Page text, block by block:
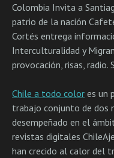
Colombia Invita a
patrio de la nación
Cortés entrega
Interculturalidad y
provocación, risas, radio.
Chile a todo color es un
trabajo conjunto de dos
desempeñado en el
revistas digitales
han crecido al calor del